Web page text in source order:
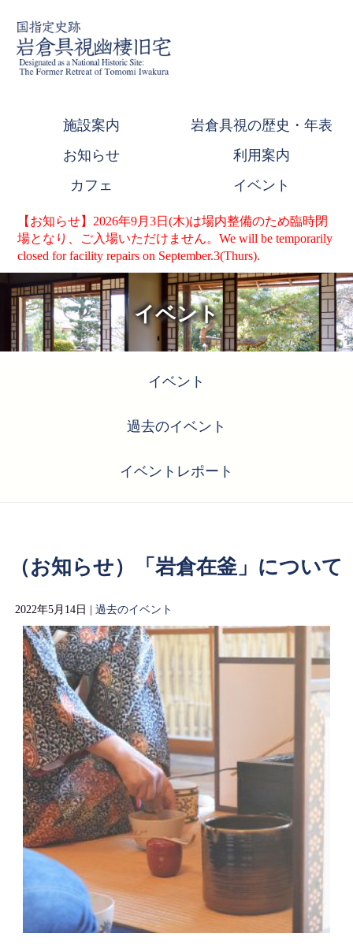
施設案内
岩倉具視の歴史・年表
お知らせ
利用案内
カフェ
イベント
【お知らせ】2026年9月3日(木)は場内整備のため臨時閉
場となり、ご入場いただけません。We will be temporarily
closed for facility repairs on September.3(Thurs).
イベント
イベント
過去のイベント
イベントレポート
（お知らせ）「岩倉在釜」について
2022年5月14日 | 過去のイベント